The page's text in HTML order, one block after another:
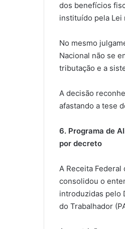
dos benefícios
instituído pela Lei
No mesmo
Nacional não se
tributação e a
A decisão
afastando a tese
6. Programa de
por decreto
A Receita Federal
consolidou o
introduzidas pelo
do Trabalhador